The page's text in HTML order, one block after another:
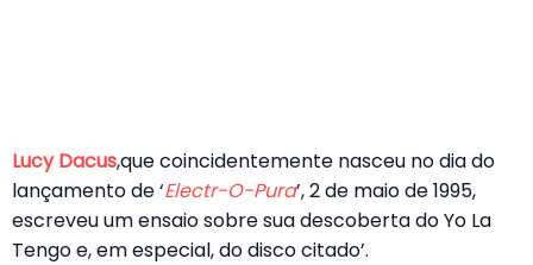
Lucy Dacus,que coincidentemente nasceu no dia do
lançamento de ‘Electr-O-Pura’, 2 de maio de 1995,
escreveu um ensaio sobre sua descoberta do Yo La
Tengo e, em especial, do disco citado’.